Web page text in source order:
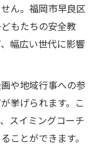
ん。福岡市早良区
もたちの安全教
幅広い世代に影響
や地域行事への参
挙げられます。こ
スイミングコーチ
ことができます。